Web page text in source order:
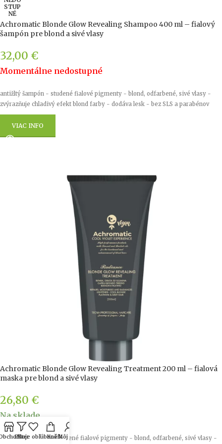
STUP
NÉ
Achromatic Blonde Glow Revealing Shampoo 400 ml – fialový
šampón pre blond a sivé vlasy
32,00 €
Momentálne nedostupné
antižltý šampón - studené fialové pigmenty - blond, odfarbené, sivé vlasy -
zvýrazňuje chladivý efekt blond farby - dodáva lesk - bez SLS a parabénov
VIAC INFO
Achromatic Blonde Glow Revealing Treatment 200 ml – fialová
maska ​​pre blond a sivé vlasy
26,80 €
Na sklade
antižltý treatment - studené fialové pigmenty - blond, odfarbené, sivé vlasy -
Filter
Moje obľúbené
KošíkMôj účet